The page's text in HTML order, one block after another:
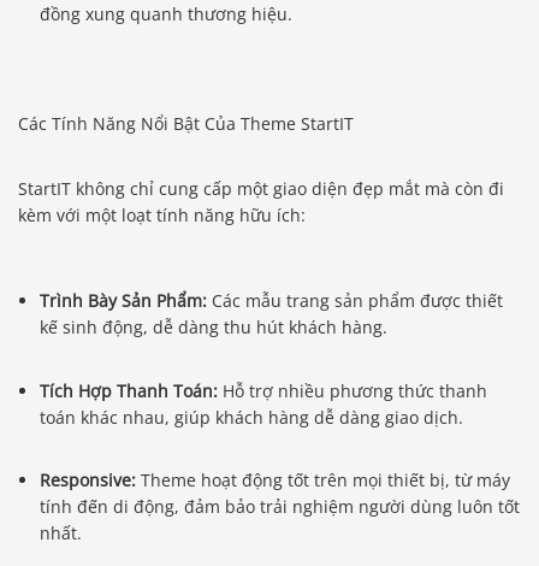
đồng xung quanh thương hiệu.
Các Tính Năng Nổi Bật Của Theme StartIT
StartIT không chỉ cung cấp một giao diện đẹp mắt mà còn đi
kèm với một loạt tính năng hữu ích:
Trình Bày Sản Phẩm: Các mẫu trang sản phẩm được thiết
kế sinh động, dễ dàng thu hút khách hàng.
Tích Hợp Thanh Toán: Hỗ trợ nhiều phương thức thanh
toán khác nhau, giúp khách hàng dễ dàng giao dịch.
Responsive: Theme hoạt động tốt trên mọi thiết bị, từ máy
tính đến di động, đảm bảo trải nghiệm người dùng luôn tốt
nhất.